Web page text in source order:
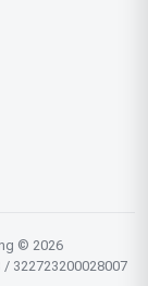
© 2026
322723200028007